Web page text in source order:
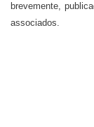
brevemente,
associados.